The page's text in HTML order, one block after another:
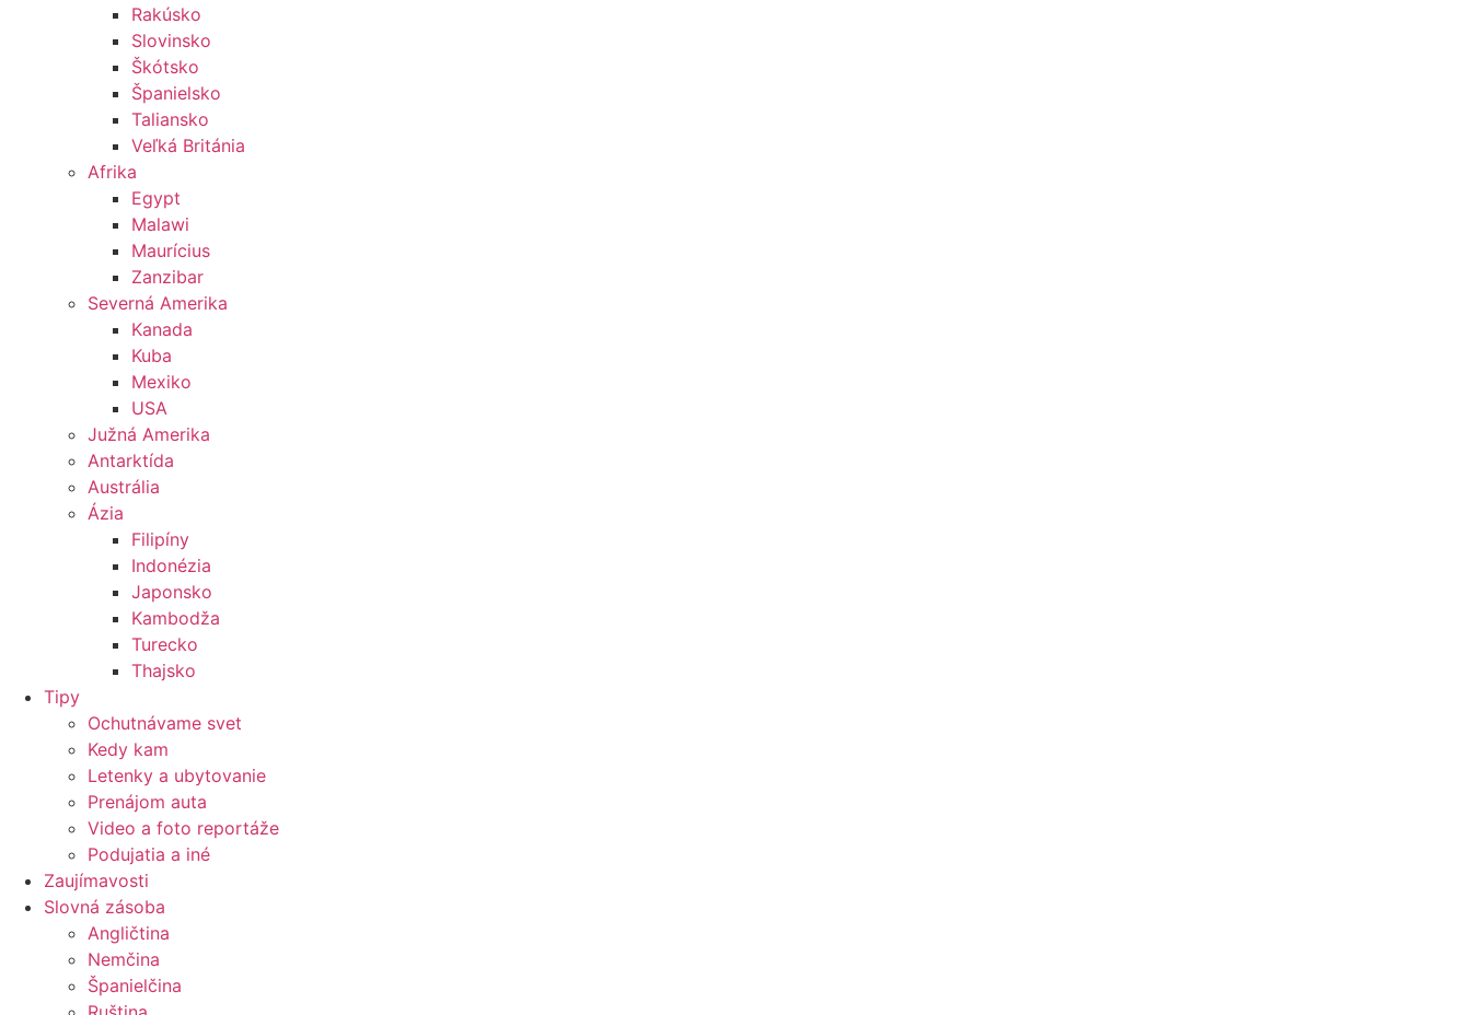
Rakúsko
Slovinsko
Škótsko
Španielsko
Taliansko
Veľká Británia
Afrika
Egypt
Malawi
Maurícius
Zanzibar
Severná Amerika
Kanada
Kuba
Mexiko
USA
Južná Amerika
Antarktída
Austrália
Ázia
Filipíny
Indonézia
Japonsko
Kambodža
Turecko
Thajsko
Tipy
Ochutnávame svet
Kedy kam
Letenky a ubytovanie
Prenájom auta
Video a foto reportáže
Podujatia a iné
Zaujímavosti
Slovná zásoba
Angličtina
Nemčina
Španielčina